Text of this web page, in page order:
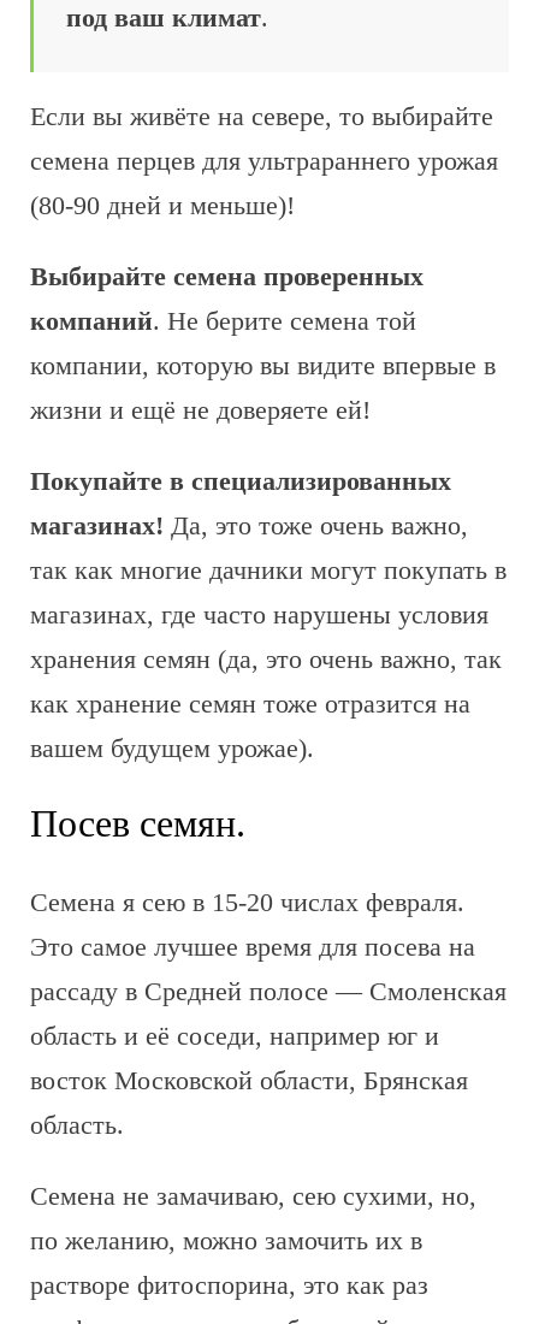
под ваш климат.
Если вы живёте на севере, то выбирайте
семена перцев для ультрараннего урожая
(80-90 дней и меньше)!
Выбирайте семена проверенных
компаний. Не берите семена той
компании, которую вы видите впервые в
жизни и ещё не доверяете ей!
Покупайте в специализированных
магазинах! Да, это тоже очень важно,
так как многие дачники могут покупать в
магазинах, где часто нарушены условия
хранения семян (да, это очень важно, так
как хранение семян тоже отразится на
вашем будущем урожае).
Посев семян.
Семена я сею в 15-20 числах февраля.
Это самое лучшее время для посева на
рассаду в Средней полосе — Смоленская
область и её соседи, например юг и
восток Московской области, Брянская
область.
Семена не замачиваю, сею сухими, но,
по желанию, можно замочить их в
растворе фитоспорина, это как раз